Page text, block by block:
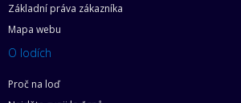
Základní práva zákazníka
Mapa webu
O lodích
Proč na loď